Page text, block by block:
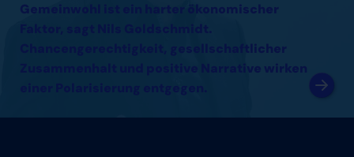
Gemeinwohl ist ein harter ökonomischer
Chancengerechtigkeit, gesellschaftlicher
Zusammenhalt und positive Narrative wirken
einer Polarisierung entgegen.